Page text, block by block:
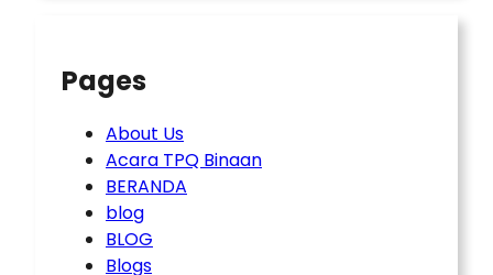
Pages
About Us
Acara TPQ Binaan
BERANDA
blog
BLOG
Blogs